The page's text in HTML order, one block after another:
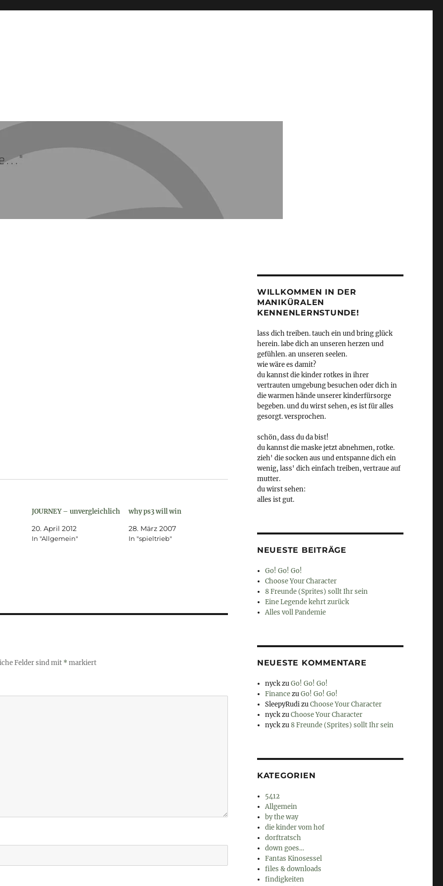
JOURNEY – unvergleichlich
20. April 2012
In "Allgemein"
why ps3 will win
28. März 2007
In "spieltrieb"
Felder sind mit *markiert
WILLKOMMEN IN DER
MANIKÜRALEN
KENNENLERNSTUNDE!
lass dich treiben. tauch ein und bring glück
herein. labe dich an unseren herzen und
gefühlen. an unseren seelen.
wie wäre es damit?
du kannst die kinder rotkes in ihrer
vertrauten umgebung besuchen oder dich in
die warmen hände unserer kinderfürsorge
begeben. und du wirst sehen, es ist für alles
gesorgt. versprochen.
schön, dass du da bist!
du kannst die maske jetzt abnehmen, rotke.
zieh' die socken aus und entspanne dich ein
wenig, lass' dich einfach treiben, vertraue auf
mutter.
du wirst sehen:
alles ist gut.
NEUESTE BEITRÄGE
Go! Go! Go!
Choose Your Character
8 Freunde (Sprites) sollt Ihr sein
Eine Legende kehrt zurück
Alles voll Pandemie
NEUESTE KOMMENTARE
nyckzuGo! Go! Go!
FinancezuGo! Go! Go!
SleepyRudizuChoose Your Character
nyckzuChoose Your Character
nyckzu 8 Freunde (Sprites) sollt Ihr sein
KATEGORIEN
5412
Allgemein
by the way
die kinder vom hof
dorftratsch
down goes…
Fantas Kinosessel
files & downloads
findigkeiten